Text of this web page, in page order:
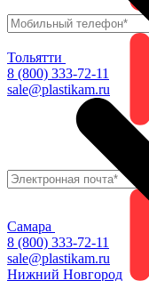
Тольятти
8 (800) 333-72-11
sale@plastikam.ru
Самара
8 (800) 333-72-11
sale@plastikam.ru
Нижний Новгород